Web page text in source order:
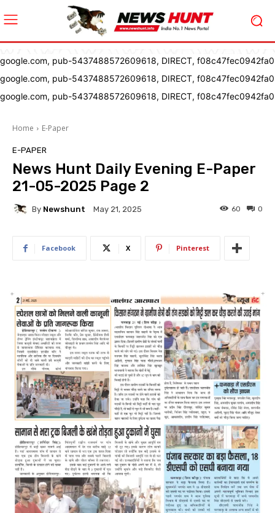
google.com, pub-5437488572609618, DIRECT, f08c47fec0942fa0
google.com, pub-5437488572609618, DIRECT, f08c47fec0942fa0
google.com, pub-5437488572609618, DIRECT, f08c47fec0942fa0
Home E-Paper
E-PAPER
News Hunt Daily Evening E-Paper
21-05-2025 Page 2
By Newshunt May 21, 2025 0
60
Facebook X Pinterest